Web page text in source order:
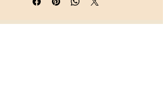
paquete especial para que llegue